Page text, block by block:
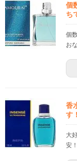
個
ち
個
お
香
す！
大
安